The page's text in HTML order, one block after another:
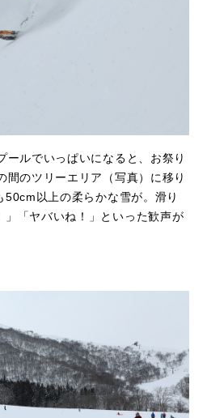
ールでいっぱいになると、お祭り
間のツリーエリア（写真）に移り
50cm以上の柔らかな雪が。滑り
「ヤバいね！」といった歓声が